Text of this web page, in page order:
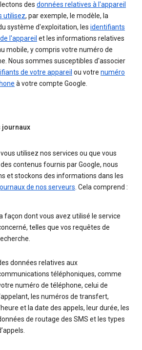
des données relatives à l'appareil
utilisez, par exemple, le modèle, la
système d'exploitation, les identifiants
l'appareil et les informations relatives
mobile, y compris votre numéro de
Nous sommes susceptibles d'associer
de votre appareil ou votre numéro
à votre compte Google.
journaux
utilisez nos services ou que vous
contenus fournis par Google, nous
et stockons des informations dans les
de nos serveurs. Cela comprend :
façon dont vous avez utilisé le service
telles que vos requêtes de
données relatives aux
téléphoniques, comme
numéro de téléphone, celui de
les numéros de transfert,
et la date des appels, leur durée, les
de routage des SMS et les types